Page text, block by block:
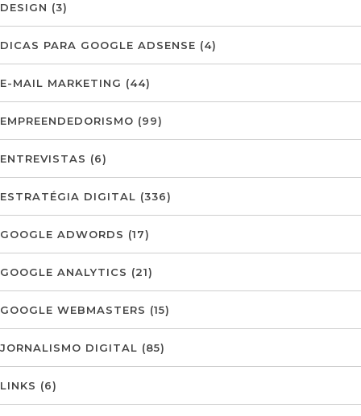
DESIGN (3)
DICAS PARA GOOGLE ADSENSE (4)
E-MAIL MARKETING (44)
EMPREENDEDORISMO (99)
ENTREVISTAS (6)
ESTRATÉGIA DIGITAL (336)
GOOGLE ADWORDS (17)
GOOGLE ANALYTICS (21)
GOOGLE WEBMASTERS (15)
JORNALISMO DIGITAL (85)
LINKS (6)